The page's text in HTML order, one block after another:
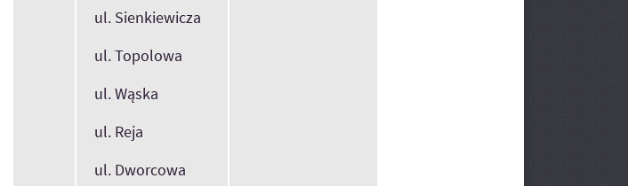
ul. Sienkiewicza
ul. Topolowa
ul. Wąska
ul. Reja
ul. Dworcowa